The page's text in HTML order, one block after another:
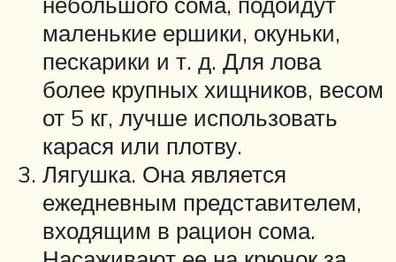
маленькие ершики, окуньки,
пескарики и т. д. Для лова
более крупных хищников, весом
от 5 кг, лучше использовать
карася или плотву.
Лягушка. Она является
ежедневным представителем,
входящим в рацион сома.